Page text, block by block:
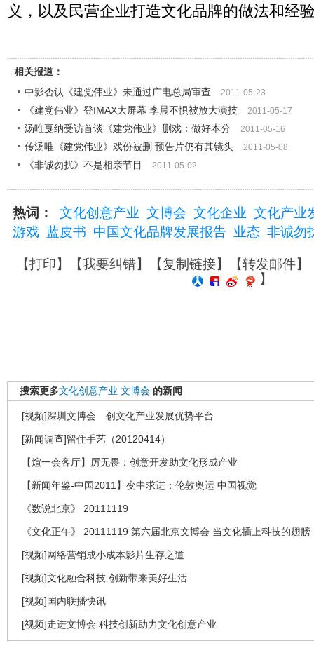
义，以及民营企业打造文化品牌的做法和经
相关报道：
中影否认《建党伟业》未通过广电总局审查
2011-05-23
《建党伟业》登IMAX大屏幕 李晨不惧被放大演技 2011-05-17
汤唯戛纳受访首谈《建党伟业》删戏：做好本分 2011-05-16
传汤唯《建党伟业》戏份被删 预告片仍有其镜头 2011-05-08
《非诚勿扰》不是相亲节目 2011-05-02
热词： 文化创意产业 文博会 文化企业 文化产业
游戏 蓝皮书 中国文化品牌发展报告 业态 非诚勿
【打印】【我要纠错】【复制链接】【转发邮件】
】
搜索更多文化创意产业 文博会 的新闻
[视频]深圳文博会 创文化产业发展优势平台
[新闻调查]留住手艺（20120414）
【煊一会客厅】厉无畏：创意开发助文化形成产业
【新闻年鉴-中国2011】变中求进：伦敦奥运 中国视觉
《数说北京》 20111119
《文化正午》 20111119 第六届北京文博会 当文化插上科技的翅膀
[视频]网络营销成小成本影片生存之道
[视频]文化融合科技 创新带来美好生活
[视频]国内联播快讯
[视频]走进文博会 科技创新助力文化创意产业